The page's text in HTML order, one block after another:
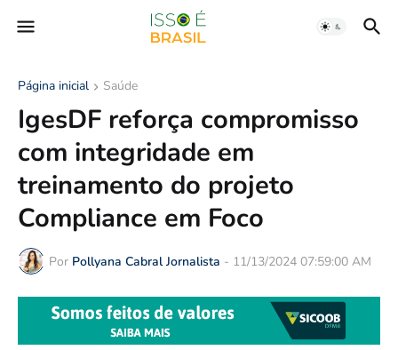
Página inicial Saúde
IgesDF reforça compromisso
com integridade em
treinamento do projeto
Compliance em Foco
Por Pollyana Cabral Jornalista - 11/13/2024 07:59:00 AM